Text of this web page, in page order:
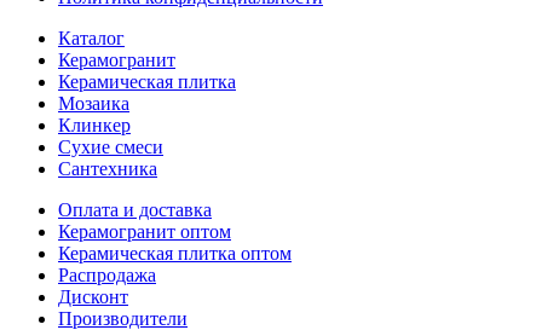
Каталог
Керамогранит
Керамическая плитка
Мозаика
Клинкер
Сухие смеси
Сантехника
Оплата и доставка
Керамогранит оптом
Керамическая плитка оптом
Распродажа
Дисконт
Производители